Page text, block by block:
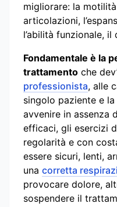
migliorare: la
articolazioni,
l’abilità funzionale, il
Fondamentale è la
trattamento che
professionista, alle
singolo paziente e
avvenire in assenza
efficaci, gli esercizi
regolarità e con
essere sicuri, lenti,
una corretta
provocare dolore,
sospendere il